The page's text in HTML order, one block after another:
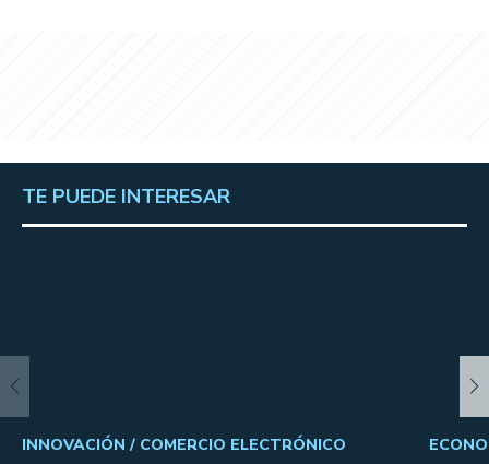
TE PUEDE INTERESAR
INNOVACIÓN / COMERCIO ELECTRÓNICO